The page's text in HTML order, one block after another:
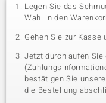
Legen Sie das
Wahl in den
Gehen Sie zur
Jetzt durchlaufen
bestätigen Sie
die Bestellung